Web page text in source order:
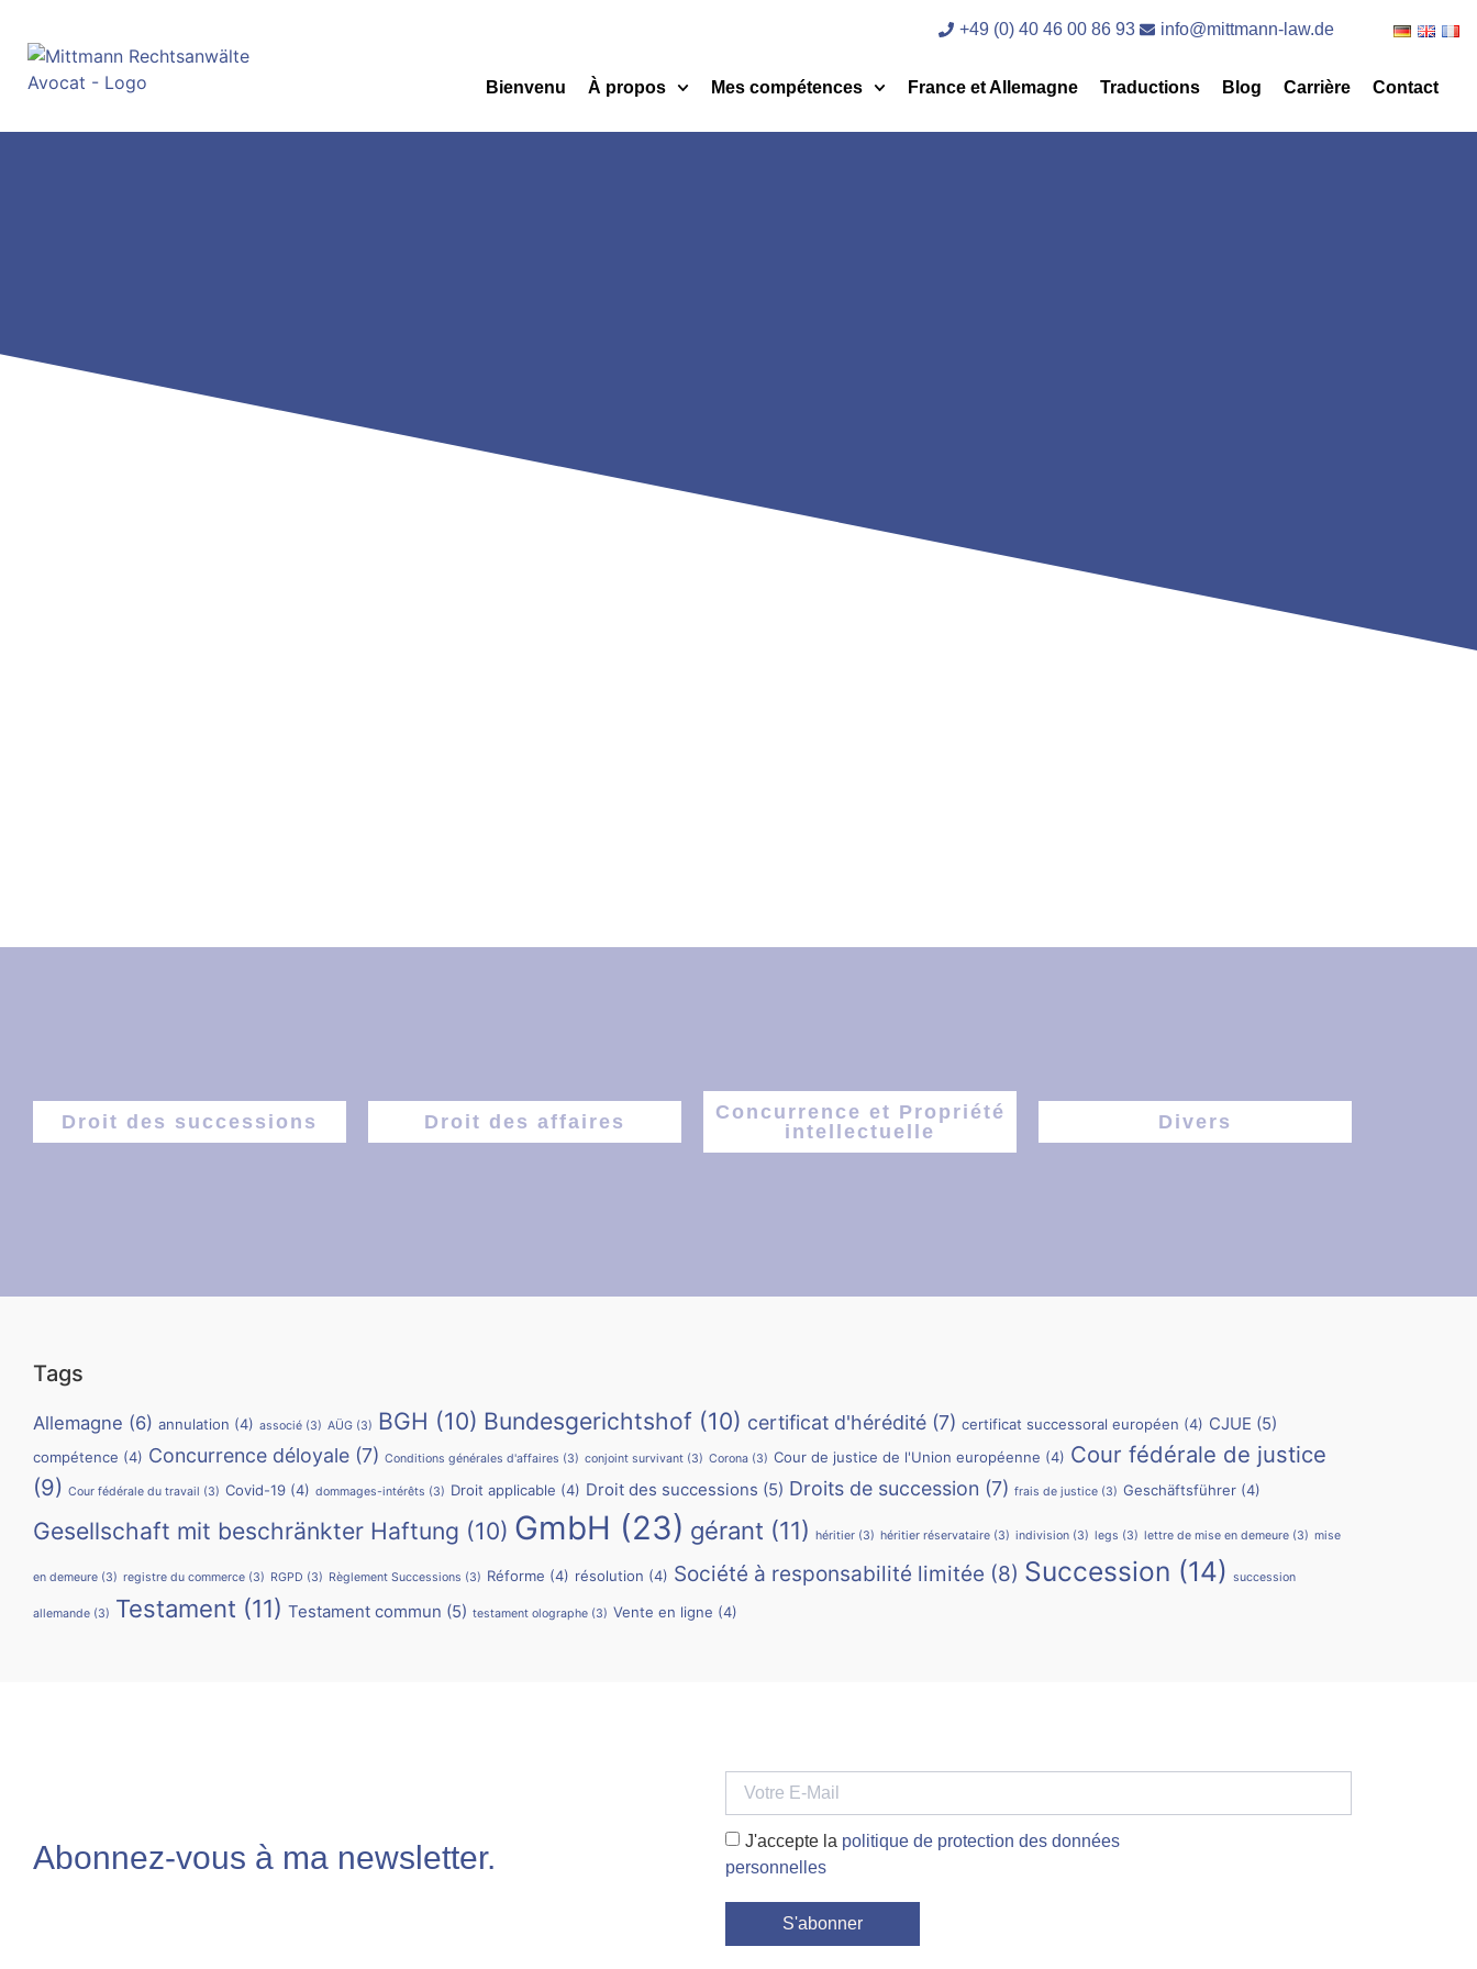
+49 (0) 40 46 00 86 93 info@mittmann-law.de
Bienvenu À propos Mes compétences France et Allemagne Traductions Blog Carrière Contact
Droit des successions Droit des affaires
Concurrence et Propriété
intellectuelle
Divers
Tags
Allemagne (6) annulation (4) associé (3) AÜG (3) BGH (10) Bundesgerichtshof (10) certificat d'hérédité (7) certificat successoral européen (4) CJUE (5)
compétence (4) Concurrence déloyale (7) Conditions générales d'affaires (3) conjoint survivant (3) Corona (3) Cour de justice de l'Union européenne (4) Cour fédérale de justice
(9) Cour fédérale du travail (3) Covid-19 (4) dommages-intérêts (3) Droit applicable (4) Droit des successions (5) Droits de succession (7) frais de justice (3) Geschäftsführer (4)
Gesellschaft mit beschränkter Haftung (10) GmbH (23) gérant (11) héritier (3) héritier réservataire (3) indivision (3) legs (3) lettre de mise en demeure (3) mise
en demeure (3) registre du commerce (3) RGPD (3) Règlement Successions (3) Réforme (4) résolution (4) Société à responsabilité limitée (8) Succession (14) succession
allemande (3) Testament (11) Testament commun (5) testament olographe (3) Vente en ligne (4)
Abonnez-vous à ma newsletter. J'accepte la politique de protection des données
personnelles
S'abonner